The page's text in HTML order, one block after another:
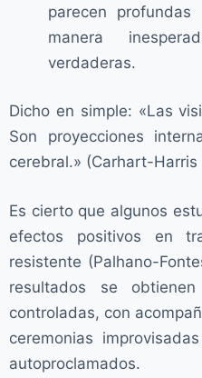
parecen
manera
verdaderas.
Dicho en simple: «Las
Son proyecciones
cerebral.» (Carhart-Harris
Es cierto que algunos
efectos positivos en
resistente (Palhano-
resultados se
controladas, con
ceremonias
autoproclamados.